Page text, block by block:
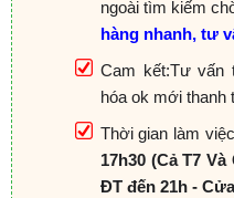
ngoài tìm kiếm
hàng nhanh, tư
Cam kết:Tư vấn
hóa ok mới thanh
Thời gian làm
17h30 (Cả T7
ĐT đến 21h -